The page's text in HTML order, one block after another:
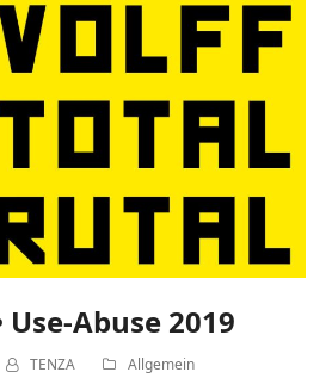
Abuse 2019
TENZA Allgemein